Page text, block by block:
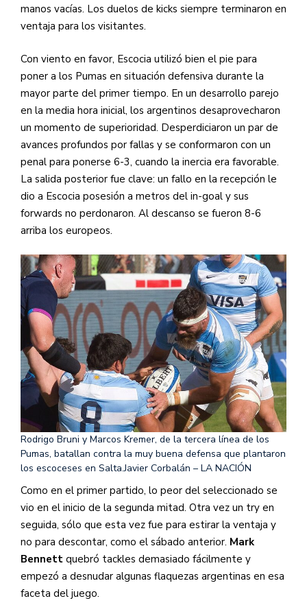
manos vacías. Los duelos de kicks siempre terminaron en
ventaja para los visitantes.
Con viento en favor, Escocia utilizó bien el pie para
poner a los Pumas en situación defensiva durante la
mayor parte del primer tiempo. En un desarrollo parejo
en la media hora inicial, los argentinos desaprovecharon
un momento de superioridad. Desperdiciaron un par de
avances profundos por fallas y se conformaron con un
penal para ponerse 6-3, cuando la inercia era favorable.
La salida posterior fue clave: un fallo en la recepción le
dio a Escocia posesión a metros del in-goal y sus
forwards no perdonaron. Al descanso se fueron 8-6
arriba los europeos.
Rodrigo Bruni y Marcos Kremer, de la tercera línea de los
Pumas, batallan contra la muy buena defensa que plantaron
los escoceses en Salta.Javier Corbalán – LA NACIÓN
Como en el primer partido, lo peor del seleccionado se
vio en el inicio de la segunda mitad. Otra vez un try en
seguida, sólo que esta vez fue para estirar la ventaja y
no para descontar, como el sábado anterior. Mark
Bennett quebró tackles demasiado fácilmente y
empezó a desnudar algunas flaquezas argentinas en esa
faceta del juego.